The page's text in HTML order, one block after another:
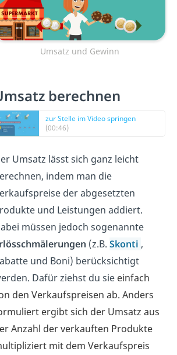
Umsatz und Gewinn
berechnen
zur Stelle im Video springen
(00:46)
Umsatz lässt sich ganz leicht
indem man die
der abgesetzten
und Leistungen addiert.
müssen jedoch sogenannte
(z.B.Skonti ,
und Boni) berücksichtigt
Dafür ziehst du sie einfach
den Verkaufspreisen ab. Anders
ergibt sich der Umsatz aus
Anzahl der verkauften Produkte
mit dem Verkaufspreis